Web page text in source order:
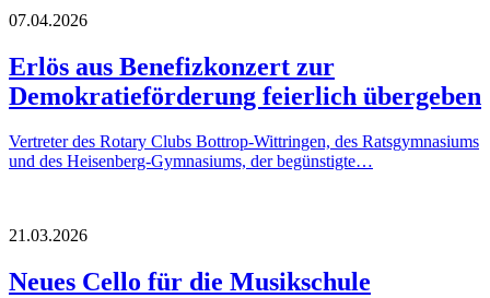
07.04.2026
Erlös aus Benefizkonzert zur
Demokratieförderung feierlich übergeben
Vertreter des Rotary Clubs Bottrop-Wittringen, des Ratsgymnasiums
und des Heisenberg-Gymnasiums, der begünstigte…
21.03.2026
Neues Cello für die Musikschule